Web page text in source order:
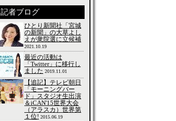
記者ブログ
ひとり新聞社「宮城
の新聞」の大草よし
えが衆院選に立候補
2021.10.19
最近の活動は
「Twitter」に移行し
ました 2019.11.01
【追記】テレビ朝日
「モーニングバー
ド」スタジオ生出演
＆iCAN'15世界大会
（アラスカ）世界第
１位! 2015.06.19